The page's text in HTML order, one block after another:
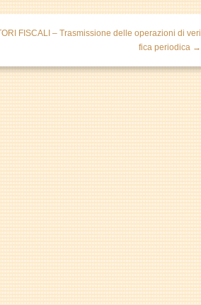
FISCALI – Trasmissione delle operazioni di veri
fica periodica →